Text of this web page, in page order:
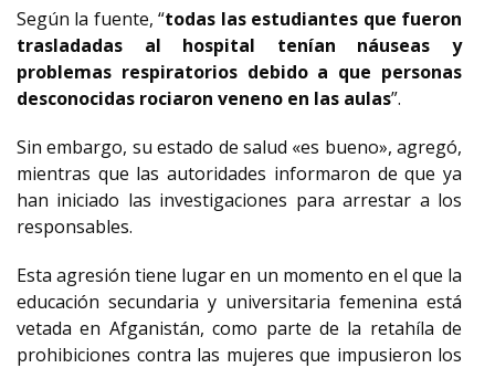
Según la fuente, “todas las estudiantes que fueron
trasladadas al hospital tenían náuseas y
problemas respiratorios debido a que personas
desconocidas rociaron veneno en las aulas”.
Sin embargo, su estado de salud «es bueno», agregó,
mientras que las autoridades informaron de que ya
han iniciado las investigaciones para arrestar a los
responsables.
Esta agresión tiene lugar en un momento en el que la
educación secundaria y universitaria femenina está
vetada en Afganistán, como parte de la retahíla de
prohibiciones contra las mujeres que impusieron los